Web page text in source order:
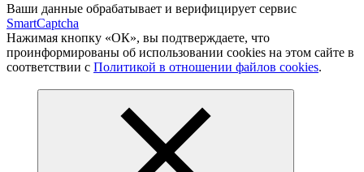
Ваши данные обрабатывает и верифицирует сервис
SmartCaptcha
Нажимая кнопку «ОК», вы подтверждаете, что
проинформированы об использовании cookies на этом сайте в
соответствии с Политикой в отношении файлов cookies.